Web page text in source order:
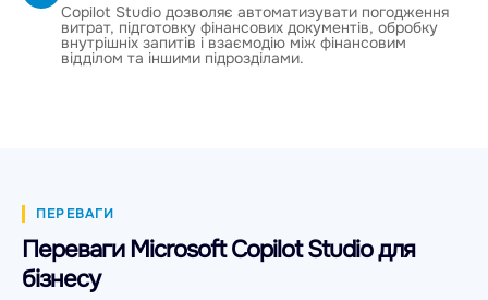
Copilot Studio дозволяє автоматизувати погодження
витрат, підготовку фінансових документів, обробку
внутрішніх запитів і взаємодію між фінансовим
відділом та іншими підрозділами.
ПЕРЕВАГИ
Переваги Microsoft Copilot Studio для
бізнесу